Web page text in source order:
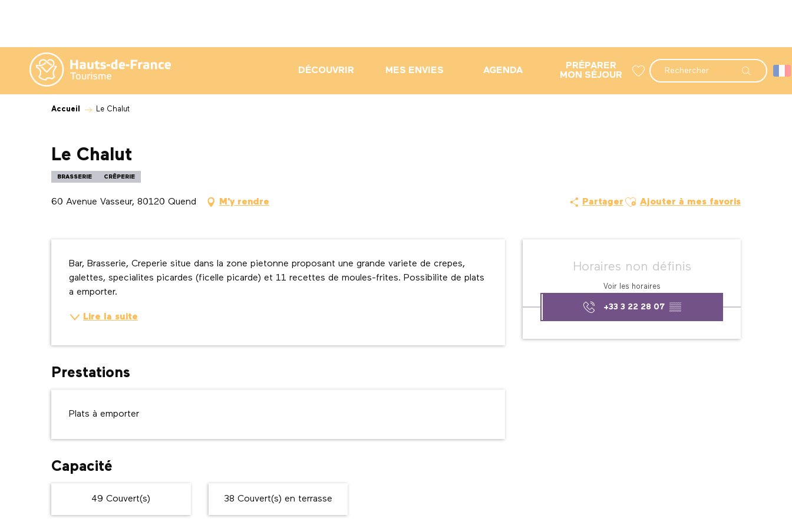
contenu
principal
Recherche
DÉCOUVRIR MES ENVIES AGENDA
PRÉPARER
MON SÉJOUR
Accueil Le Chalut
Le Chalut
BRASSERIE CRÊPERIE
60 Avenue Vasseur, 80120 Quend M'y rendre Partager Ajouter aux favoris
Ajouter à mes favoris
Ouverture et
Horaires non définis
Voir les horaires
+33 3 22 28 07 ▒▒
Description
Bar, Brasserie, Creperie situe dans la zone pietonne proposant une grande variete de crepes,
galettes, specialites picardes (ficelle picarde) et 11 recettes de moules-frites. Possibilite de plats
a emporter.
Lire la suite
Prestations
Plats à emporter
Capacité
49 Couvert(s) 38 Couvert(s) en terrasse